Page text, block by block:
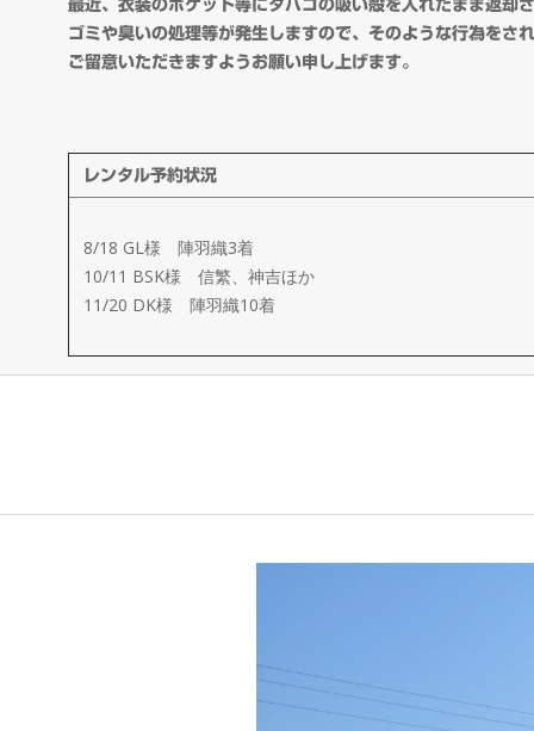
オ
ー
ダ
ー
メ
イ
製
最近、衣装のポケット等にタバコの吸い殻を入れたまま返却
ゴミや臭いの処理等が発生しますので、そのような行為をさ
ご留意いただきますようお願い申し上げます。
レンタル予約状況
8/18 GL様 陣羽織3着
10/11 BSK様 信繁、神吉ほか
11/20 DK様 陣羽織10着